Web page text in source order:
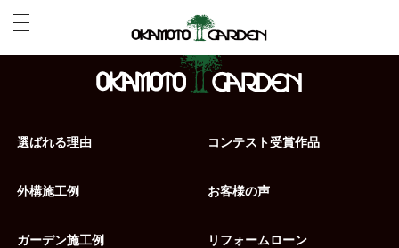
選ばれる理由
外構施工例
ガーデン施工例
コンテスト受賞作品
お客様の声
リフォームローン